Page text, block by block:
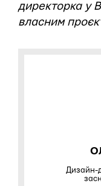
директорка у
власним
Дизайн-